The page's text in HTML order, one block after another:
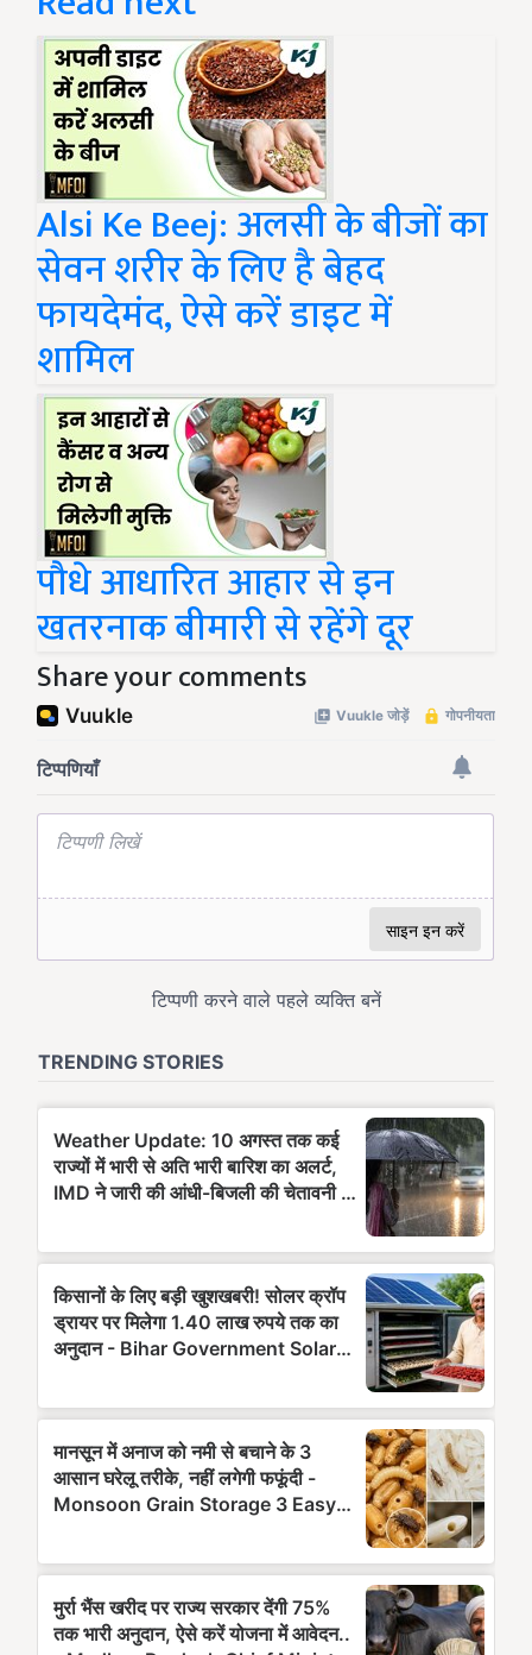
Alsi Ke Beej: अलसी के बीजों का
सेवन शरीर के लिए है बेहद
फायदेमंद, ऐसे करें डाइट में
शामिल
पौधे आधारित आहार से इन
खतरनाक बीमारी से रहेंगे दूर
Share your comments